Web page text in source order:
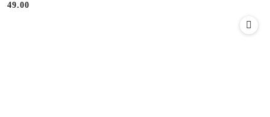
Cena:
49.00